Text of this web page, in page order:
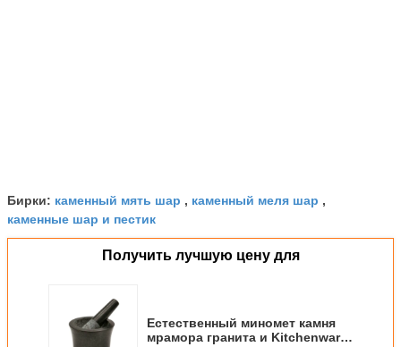
Бирки: каменный мять шар , каменный меля шар ,
каменные шар и пестик
Получить лучшую цену для
Естественный миномет камня
мрамора гранита и Kitchenware